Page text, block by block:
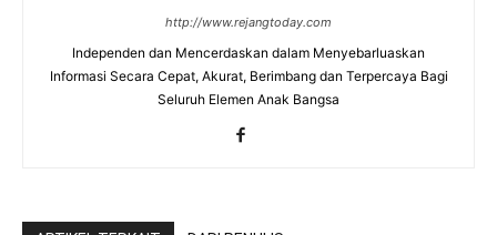
http://www.rejangtoday.com
Independen dan Mencerdaskan dalam Menyebarluaskan
Informasi Secara Cepat, Akurat, Berimbang dan Terpercaya Bagi
Seluruh Elemen Anak Bangsa